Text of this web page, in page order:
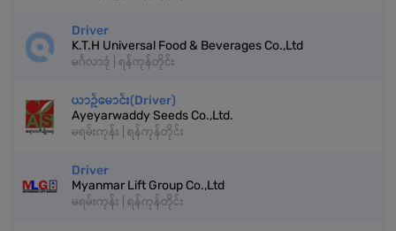
Driver
K.T.H Universal Food & Beverages Co.,Ltd
မင်္ဂလာဒုံ | ရန်ကုန်တိုင်း
ယာဥ်မောင်း(Driver)
Ayeyarwaddy Seeds Co.,Ltd.
မရမ်းကုန်း | ရန်ကုန်တိုင်း
Driver
Myanmar Lift Group Co.,Ltd
မရမ်းကုန်း | ရန်ကုန်တိုင်း